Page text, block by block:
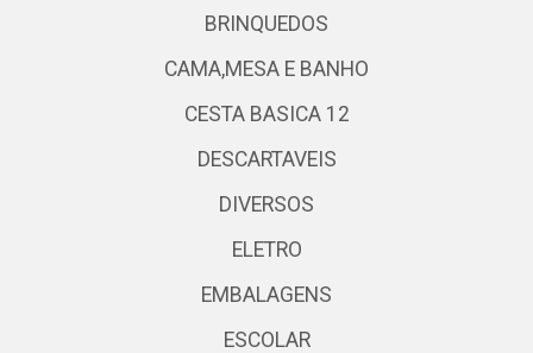
BRINQUEDOS
CAMA,MESA E BANHO
CESTA BASICA 12
DESCARTAVEIS
DIVERSOS
ELETRO
EMBALAGENS
ESCOLAR